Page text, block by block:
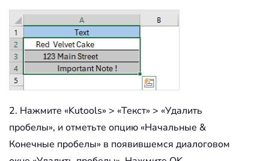
2. Нажмите «Kutools» > «Текст» > «Удалить
пробелы», и отметьте опцию «Начальные &
Конечные пробелы» в появившемся диалоговом